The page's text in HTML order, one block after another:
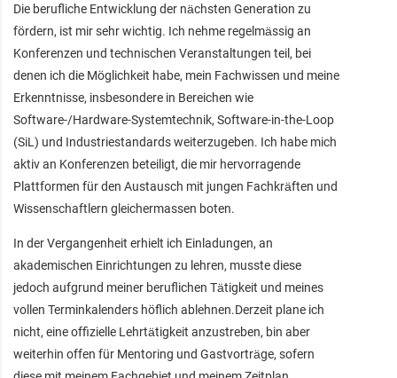
Die berufliche Entwicklung der nächsten Generation zu
fördern, ist mir sehr wichtig. Ich nehme regelmässig an
Konferenzen und technischen Veranstaltungen teil, bei
denen ich die Möglichkeit habe, mein Fachwissen und meine
Erkenntnisse, insbesondere in Bereichen wie
Software-/Hardware-Systemtechnik, Software-in-the-Loop
(SiL) und Industriestandards weiterzugeben. Ich habe mich
aktiv an Konferenzen beteiligt, die mir hervorragende
Plattformen für den Austausch mit jungen Fachkräften und
Wissenschaftlern gleichermassen boten.
In der Vergangenheit erhielt ich Einladungen, an
akademischen Einrichtungen zu lehren, musste diese
jedoch aufgrund meiner beruflichen Tätigkeit und meines
vollen Terminkalenders höflich ablehnen.Derzeit plane ich
nicht, eine offizielle Lehrtätigkeit anzustreben, bin aber
weiterhin offen für Mentoring und Gastvorträge, sofern